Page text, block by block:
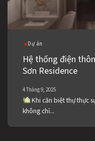
Dự án
Hệ thống điện
Sơn Residence
4 Tháng 9, 2025
Khi căn biệt thự thực
không chỉ...